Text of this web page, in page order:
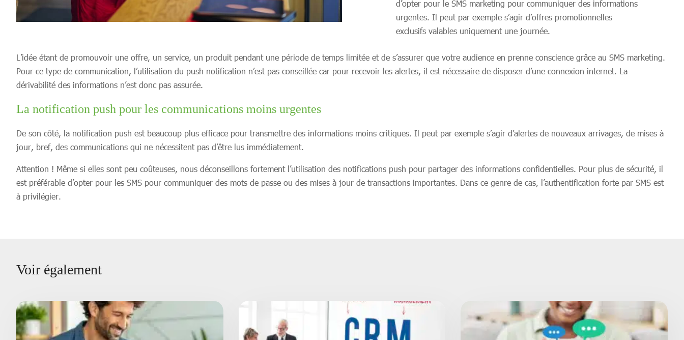
d’opter pour le SMS marketing pour communiquer des informations
urgentes. Il peut par exemple s’agir d’offres promotionnelles
exclusifs valables uniquement une journée.
L’idée étant de promouvoir une offre, un service, un produit pendant une période de temps limitée et de s’assurer que votre audience en prenne conscience grâce au SMS marketing.
Pour ce type de communication, l’utilisation du push notification n’est pas conseillée car pour recevoir les alertes, il est nécessaire de disposer d’une connexion internet. La
dérivabilité des informations n’est donc pas assurée.
La notification push pour les communications moins urgentes
De son côté, la notification push est beaucoup plus efficace pour transmettre des informations moins critiques. Il peut par exemple s’agir d’alertes de nouveaux arrivages, de mises à
jour, bref, des communications qui ne nécessitent pas d’être lus immédiatement.
Attention ! Même si elles sont peu coûteuses, nous déconseillons fortement l’utilisation des notifications push pour partager des informations confidentielles. Pour plus de sécurité, il
est préférable d’opter pour les SMS pour communiquer des mots de passe ou des mises à jour de transactions importantes. Dans ce genre de cas, l’authentification forte par SMS est
à privilégier.
Voir également